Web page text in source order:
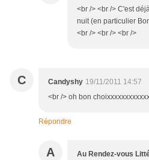
<br /> <br /> C'est
nuit (en particulier
<br /> <br /> <br />
C Candyshy 19/11/2011 14:57
<br /> oh bon
Répondre
A Au Rendez-vous